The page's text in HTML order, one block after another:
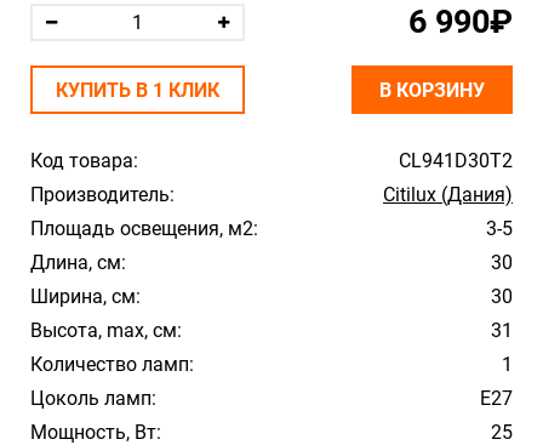
Код товара:
CL941D30T2
Производитель:
Citilux (Дания)
Площадь освещения, м2:
3-5
Длина, см:
30
Ширина, см:
30
Высота, max, см:
31
Количество ламп:
1
Цоколь ламп:
Е27
Мощность, Вт:
25
6 990₽
КУПИТЬ В 1 КЛИК В КОРЗИНУ